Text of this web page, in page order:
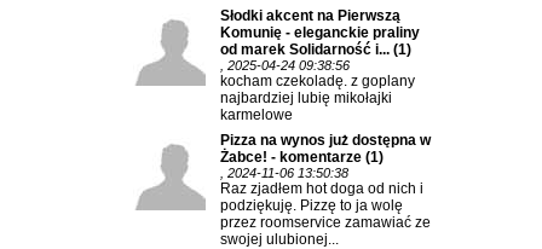
Słodki akcent na Pierwszą
Komunię - eleganckie praliny
od marek Solidarność i... (1)
, 2025-04-24 09:38:56
kocham czekoladę. z goplany
najbardziej lubię mikołajki
karmelowe
Pizza na wynos już dostępna w
Żabce! - komentarze (1)
, 2024-11-06 13:50:38
Raz zjadłem hot doga od nich i
podziękuję. Pizzę to ja wolę
przez roomservice zamawiać ze
swojej ulubionej...